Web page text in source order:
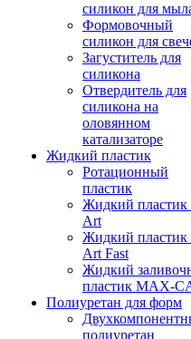
силикон для
Формовочный
силикон для
Загуститель для
силикона
Отвердитель для
силикона на
оловянном
катализаторе
Жидкий пластик
Ротационный
пластик
Жидкий пластик
Art
Жидкий пластик
Art Fast
Жидкий
пластик MAX-
Полиуретан для форм
полиуретан